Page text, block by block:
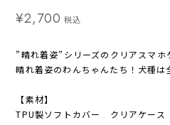
¥2,700 税込
”晴れ着姿”シリーズのクリアスマホ
晴れ着姿のわんちゃんたち！犬種は
【素材】
TPU製ソフトカバー クリアケース